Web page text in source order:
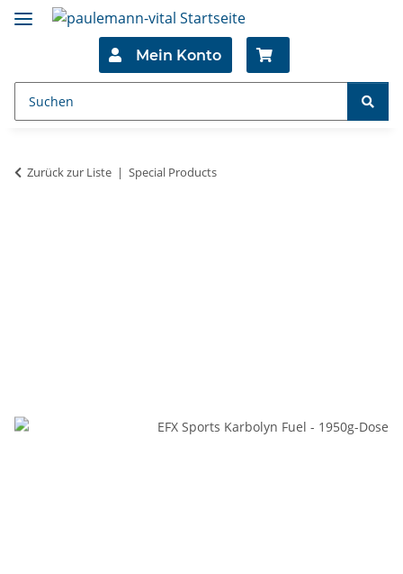
Mein Konto
Zurück zur Liste Special Products